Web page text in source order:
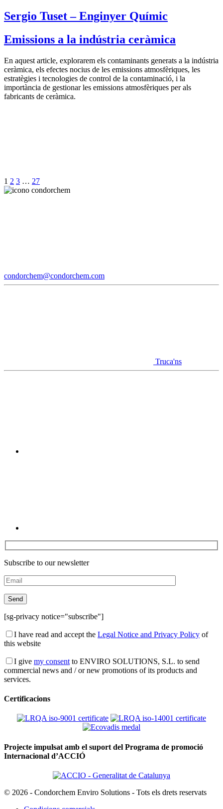
Sergio Tuset – Enginyer Químic
Emissions a la indústria ceràmica
En aquest article, explorarem els contaminants generats a la indústria
ceràmica, els efectes nocius de les emissions atmosfèriques, les
estratègies i tecnologies de control de la contaminació, i la
importància de gestionar les emissions atmosfèriques per als
fabricants de ceràmica.
1 2 3 … 27
condorchem@condorchem.com
Truca'ns
Subscribe to our newsletter
[sg-privacy notice="subscribe"]
I have read and accept the Legal Notice and Privacy Policy of
this website
I give my consent to ENVIRO SOLUTIONS, S.L. to send
commercial news and / or new promotions of its products and
services.
Certificacions
Projecte impulsat amb el suport del Programa de promoció
Internacional d’ACCIÓ
© 2026 - Condorchem Enviro Solutions - Tots els drets reservats